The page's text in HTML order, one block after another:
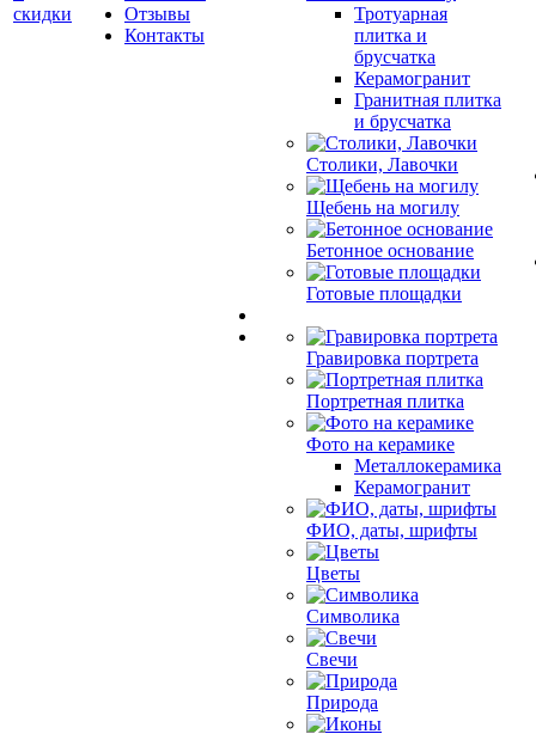
скидки
Отзывы
Контакты
Тротуарная
плитка и
брусчатка
Керамогранит
Гранитная плитка
и брусчатка
Столики, Лавочки
Щебень на могилу
Бетонное основание
Готовые площадки
Гравировка портрета
Портретная плитка
Фото на керамике
Металлокерамика
Керамогранит
ФИО, даты, шрифты
Цветы
Символика
Свечи
Природа